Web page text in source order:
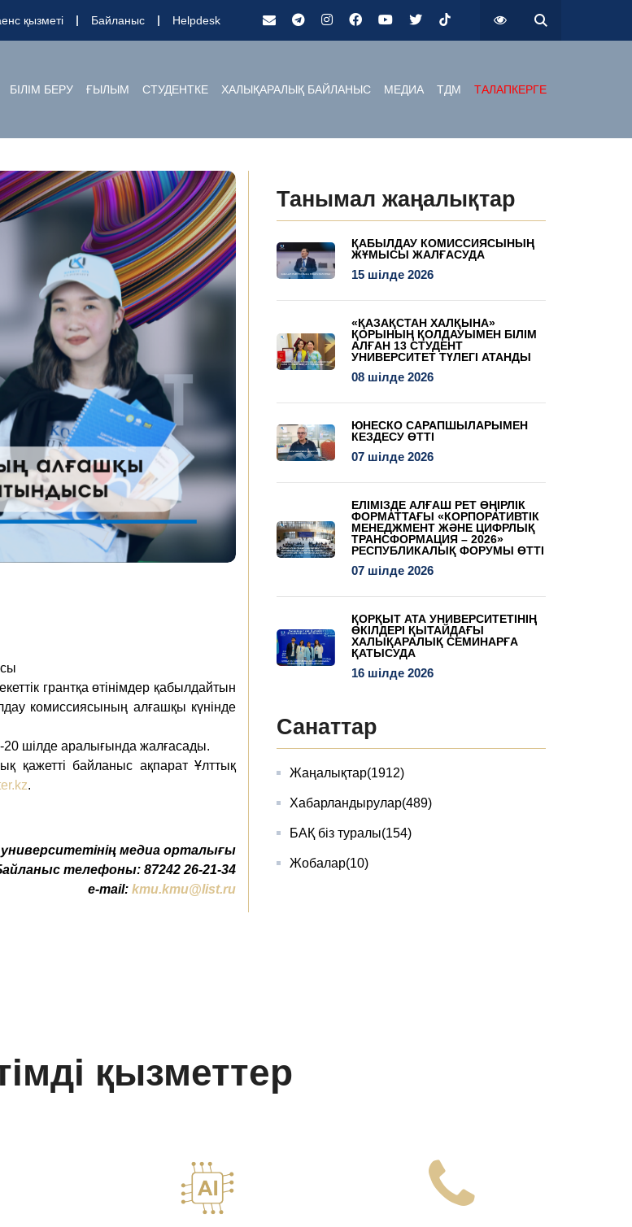
қызметі Байланыс Helpdesk
БІЛІМ БЕРУ ҒЫЛЫМ СТУДЕНТКЕ ХАЛЫҚАРАЛЫҚ БАЙЛАНЫС МЕДИА ТДМ ТАЛАПКЕРГЕ
грантқа өтінімдер қабылдайтын
комиссиясының алғашқы күнінде
20 шілде аралығында жалғасады.
қажетті байланыс ақпарат Ұлттық
.
медиа орталығы
телефоны: 87242 26-21-34
e-mail: kmu.kmu@list.ru
Танымал жаңалықтар
ҚАБЫЛДАУ КОМИССИЯСЫНЫҢ
ЖҰМЫСЫ ЖАЛҒАСУДА
15 шілде 2026
«ҚАЗАҚСТАН ХАЛҚЫНА»
ҚОРЫНЫҢ ҚОЛДАУЫМЕН БІЛІМ
АЛҒАН 13 СТУДЕНТ
УНИВЕРСИТЕТ ТҮЛЕГІ АТАНДЫ
08 шілде 2026
ЮНЕСКО САРАПШЫЛАРЫМЕН
КЕЗДЕСУ ӨТТІ
07 шілде 2026
ЕЛІМІЗДЕ АЛҒАШ РЕТ ӨҢІРЛІК
ФОРМАТТАҒЫ «КОРПОРАТИВТІК
МЕНЕДЖМЕНТ ЖӘНЕ ЦИФРЛЫҚ
ТРАНСФОРМАЦИЯ – 2026»
РЕСПУБЛИКАЛЫҚ ФОРУМЫ ӨТТІ
07 шілде 2026
ҚОРҚЫТ АТА УНИВЕРСИТЕТІНІҢ
ӨКІЛДЕРІ ҚЫТАЙДАҒЫ
ХАЛЫҚАРАЛЫҚ СЕМИНАРҒА
ҚАТЫСУДА
16 шілде 2026
Санаттар
Жаңалықтар(1912)
Хабарландырулар(489)
БАҚ біз туралы(154)
Жобалар(10)
қызметтер